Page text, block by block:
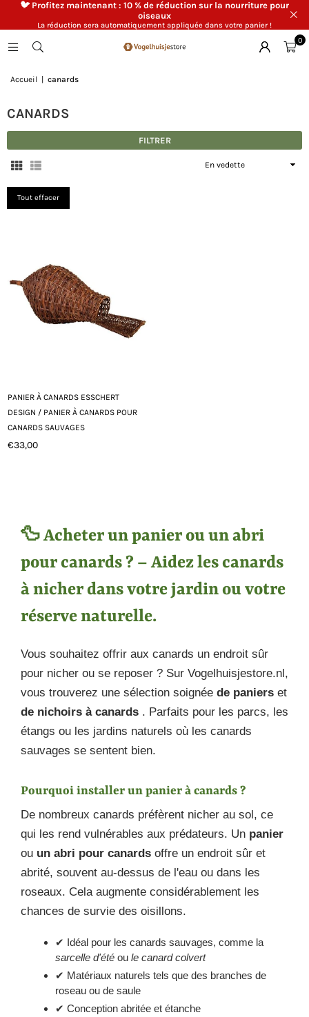
🐦 Profitez maintenant : 10 % de réduction sur la nourriture pour
oiseaux
La réduction sera automatiquement appliquée dans votre panier !
0
Accueil canards
CANARDS
FILTRER
Appliquer
Tout effacer
PANIER À CANARDS ESSCHERT
DESIGN / PANIER À CANARDS POUR
CANARDS SAUVAGES
Prix
€33,00
🦆 Acheter un panier ou un abri
pour canards ? – Aidez les canards
à nicher dans votre jardin ou votre
réserve naturelle.
Vous souhaitez offrir aux canards un endroit sûr
pour nicher ou se reposer ? Sur Vogelhuisjestore.nl,
vous trouverez une sélection soignée de paniers et
de nichoirs à canards . Parfaits pour les parcs, les
étangs ou les jardins naturels où les canards
sauvages se sentent bien.
Pourquoi installer un panier à canards ?
De nombreux canards préfèrent nicher au sol, ce
qui les rend vulnérables aux prédateurs. Un panier
ou un abri pour canards offre un endroit sûr et
abrité, souvent au-dessus de l'eau ou dans les
roseaux. Cela augmente considérablement les
chances de survie des oisillons.
✔ Idéal pour les canards sauvages, comme la
sarcelle d'été ou le canard colvert
✔ Matériaux naturels tels que des branches de
roseau ou de saule
✔ Conception abritée et étanche